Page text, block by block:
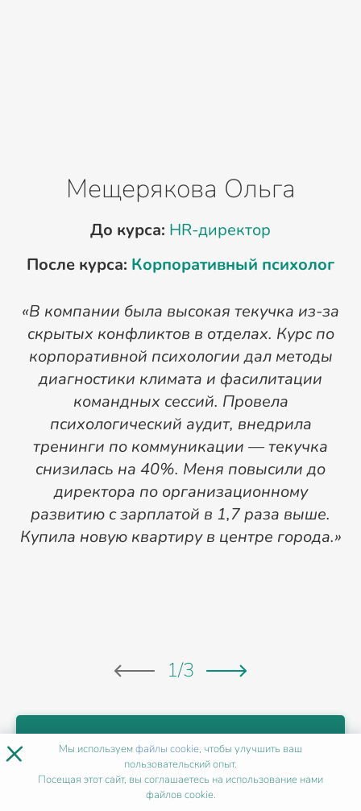
Мещерякова Ольга
До курса: HR-директор
После курса: Корпоративный психолог
«В компании была высокая текучка из-за
скрытых конфликтов в отделах. Курс по
корпоративной психологии дал методы
диагностики климата и фасилитации
командных сессий. Провела
психологический аудит, внедрила
тренинги по коммуникации — текучка
снизилась на 40%. Меня повысили до
директора по организационному
развитию с зарплатой в 1,7 раза выше.
Купила новую квартиру в центре города.»
1/3
ХОЧУ ТАК ЖЕ
× Мы используемфайлы cookie, чтобы улучшить ваш
пользовательский опыт.
Посещая этот сайт, вы соглашаетесь на использование нами
файлов cookie.